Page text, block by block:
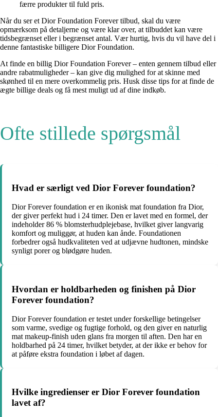
færre produkter til fuld pris.
Når du ser et Dior Foundation Forever tilbud, skal du være
opmærksom på detaljerne og være klar over, at tilbuddet kan være
tidsbegrænset eller i begrænset antal. Vær hurtig, hvis du vil have del i
denne fantastiske billigere Dior Foundation.
At finde en billig Dior Foundation Forever – enten gennem tilbud eller
andre rabatmuligheder – kan give dig mulighed for at skinne med
skønhed til en mere overkommelig pris. Husk disse tips for at finde de
ægte billige deals og få mest muligt ud af dine indkøb.
Ofte stillede spørgsmål
Hvad er særligt ved Dior Forever foundation?
Dior Forever foundation er en ikonisk mat foundation fra Dior,
der giver perfekt hud i 24 timer. Den er lavet med en formel, der
indeholder 86 % blomsterhudplejebase, hvilket giver langvarig
komfort og muliggør, at huden kan ånde. Foundationen
forbedrer også hudkvaliteten ved at udjævne hudtonen, mindske
synligt porer og blødgøre huden.
Hvordan er holdbarheden og finishen på Dior
Forever foundation?
Dior Forever foundation er testet under forskellige betingelser
som varme, svedige og fugtige forhold, og den giver en naturlig
mat makeup-finish uden glans fra morgen til aften. Den har en
holdbarhed på 24 timer, hvilket betyder, at der ikke er behov for
at påføre ekstra foundation i løbet af dagen.
Hvilke ingredienser er Dior Forever foundation
lavet af?